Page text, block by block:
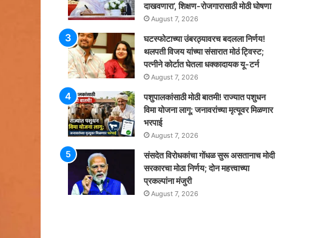
दाखवणारा’, शिक्षण-रोजगारासाठी मोठी घोषणा
August 7, 2026
घटस्फोटाच्या उंबरठ्यावरच बदलला निर्णय!
थलपती विजय यांच्या संसारात मोठं ट्विस्ट;
पत्नीने कोर्टात घेतला धक्कादायक यू-टर्न
August 7, 2026
पशुपालकांसाठी मोठी बातमी! राज्यात पशुधन
विमा योजना लागू; जनावरांच्या मृत्यूवर मिळणार
भरपाई
August 7, 2026
संसदेत विरोधकांचा गोंधळ सुरू असतानाच मोदी
सरकारचा मोठा निर्णय; दोन महत्त्वाच्या
प्रकल्पांना मंजुरी
August 7, 2026